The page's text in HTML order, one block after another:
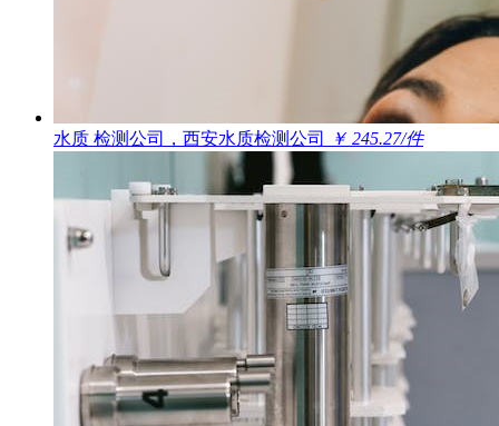
水质 检测公司，西安水质检测公司 ￥ 245.27/件